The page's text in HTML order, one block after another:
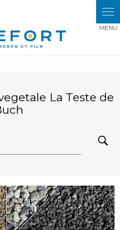
La Teste de